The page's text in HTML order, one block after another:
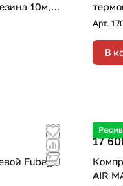
10м,
Арт.
В
Fubag
17
AIR